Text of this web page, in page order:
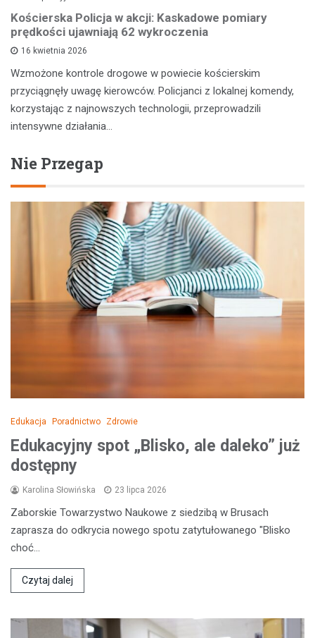
Kościerska Policja w akcji: Kaskadowe pomiary
prędkości ujawniają 62 wykroczenia
16 kwietnia 2026
Wzmożone kontrole drogowe w powiecie kościerskim
przyciągnęły uwagę kierowców. Policjanci z lokalnej komendy,
korzystając z najnowszych technologii, przeprowadzili
intensywne działania…
Nie Przegap
Edukacja Poradnictwo Zdrowie
Edukacyjny spot „Blisko, ale daleko” już
dostępny
Karolina Słowińska 23 lipca 2026
Zaborskie Towarzystwo Naukowe z siedzibą w Brusach
zaprasza do odkrycia nowego spotu zatytułowanego "Blisko
choć…
Czytaj dalej